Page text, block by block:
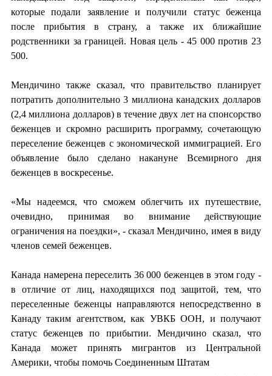
которые подали заявление и получили статус беженца
после прибытия в страну, а также их ближайшие
родственники за границей. Новая цель - 45 000 против 23
500.
Мендичино также сказал, что правительство планирует
потратить дополнительно 3 миллиона канадских долларов
(2,4 миллиона долларов) в течение двух лет на спонсорство
беженцев и скромно расширить программу, сочетающую
переселение беженцев с экономической иммиграцией. Его
объявление было сделано накануне Всемирного дня
беженцев в воскресенье.
«Мы надеемся, что сможем облегчить их путешествие,
очевидно, принимая во внимание действующие
ограничения на поездки», - сказал Мендичино, имея в виду
членов семей беженцев.
Канада намерена переселить 36 000 беженцев в этом году -
в отличие от лиц, находящихся под защитой, тем, что
переселенные беженцы направляются непосредственно в
Канаду таким агентством, как УВКБ ООН, и получают
статус беженцев по прибытии. Мендичино сказал, что
Канада может принять мигрантов из Центральной
Америки, чтобы помочь Соединенным Штатам